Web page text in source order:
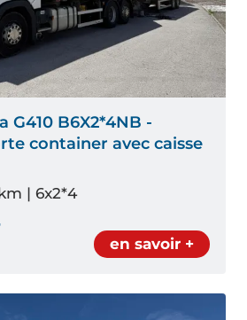
G410 B6X2*4NB -
container avec caisse
| 6x2*4
en savoir +